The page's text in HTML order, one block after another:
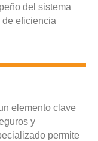
del sistema
de eficiencia
elemento clave
y
permite